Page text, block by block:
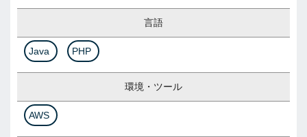
言語
Java PHP
環境・ツール
AWS